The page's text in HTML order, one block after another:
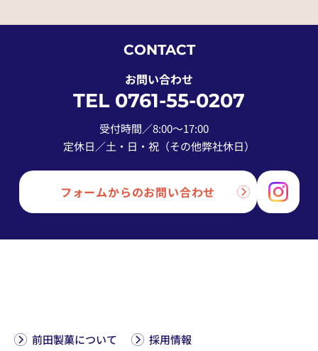
CONTACT
お問い合わせ
TEL 0761-55-0207
受付時間／8:00〜17:00
定休日／土・日・祝（その他弊社休日）
フォームからのお問い合わせ
前田製菓について
採用情報